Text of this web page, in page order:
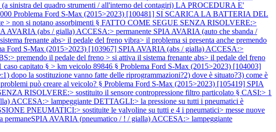
sinistra del quadro strumenti / all'interno del contagiri) LA PROCEDURA E'
Problema Ford S-Max (2015>2023) [100481] SI SCARICA LA BATTERIA DEL
> non si notano assorbimenti § FATTO COME SEGUE SENZA RISOLVERE:>
AVARIA (abs / gialla) ACCESA:> permanente SPIA AVARIA (auto che sbanda /
frenante abs> il pedale del freno vibra> il problema si presenta anche premendo
Ford S-Max (2015>2023) [103967] SPIA AVARIA (abs / gialla) ACCESA:>
premendo il pedale del freno > si attiva il sistema frenante abs> il pedale del freno
capitato § > km veicolo 89846 § Problema Ford S-Max (2015>2023) [104003]
la sostituzione vanno fatte delle riprogrammazioni?2) dove è situato?3) come è
può creare al veicolo? § Problema Ford S-Max (2015>2023) [105419] SPIA
RISOLVERE:> sostituito il sensore contropressione filtro particolato § CASI:> 1
ACCESA:> lampeggiante DETTAGLI:> la pressione su tutti i pneumatici è
PNEUMATICI:> sostituite le valvoline su tutti e 4 i pneumatici> messe nuove
AVARIA (pneumatico / ! / gialla) ACCESA:> lampeggiante